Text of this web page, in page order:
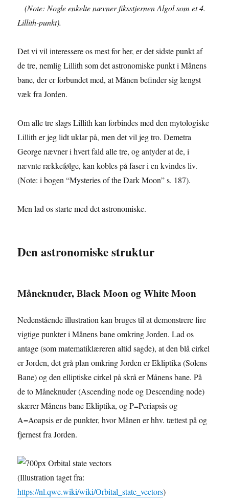
(Note: Nogle enkelte nævner fiksstjernen Algol som et 4.
Lillith-punkt).
Det vi vil interessere os mest for her, er det sidste punkt af
de tre, nemlig Lillith som det astronomiske punkt i Månens
bane, der er forbundet med, at Månen befinder sig længst
væk fra Jorden.
Om alle tre slags Lillith kan forbindes med den mytologiske
Lillith er jeg lidt uklar på, men det vil jeg tro. Demetra
George nævner i hvert fald alle tre, og antyder at de, i
nævnte rækkefølge, kan kobles på faser i en kvindes liv.
(Note: i bogen “Mysteries of the Dark Moon” s. 187).
Men lad os starte med det astronomiske.
Den astronomiske struktur
Måneknuder, Black Moon og White Moon
Nedenstående illustration kan bruges til at demonstrere fire
vigtige punkter i Månens bane omkring Jorden. Lad os
antage (som matematiklæreren altid sagde), at den blå cirkel
er Jorden, det grå plan omkring Jorden er Ekliptika (Solens
Bane) og den elliptiske cirkel på skrå er Månens bane. På
de to Måneknuder (Ascending node og Descending node)
skærer Månens bane Ekliptika, og P=Periapsis og
A=Aoapsis er de punkter, hvor Månen er hhv. tættest på og
fjernest fra Jorden.
(Illustration taget fra:
https://nl.qwe.wiki/wiki/Orbital_state_vectors)